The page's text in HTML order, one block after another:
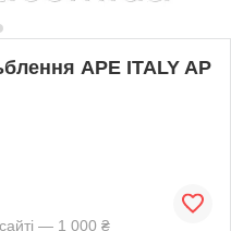
APE ITALY AP
— 1 000 ₴